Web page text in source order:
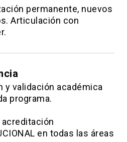
permanente, nuevos
Articulación con
y validación académica
programa.
acreditación
en todas las áreas